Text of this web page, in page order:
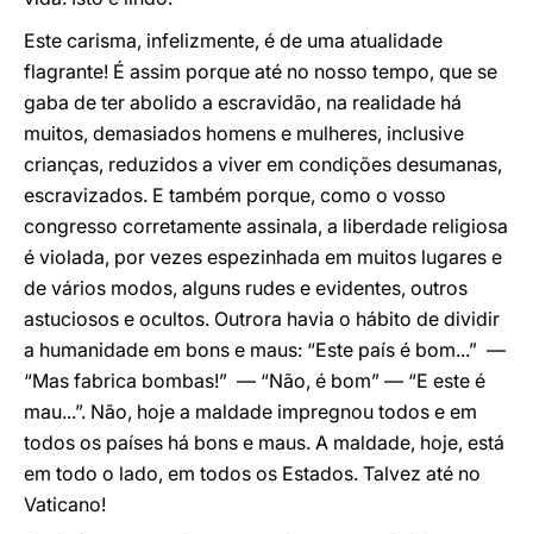
Este carisma, infelizmente, é de uma atualidade
flagrante! É assim porque até no nosso tempo, que se
gaba de ter abolido a escravidão, na realidade há
muitos, demasiados homens e mulheres, inclusive
crianças, reduzidos a viver em condições desumanas,
escravizados. E também porque, como o vosso
congresso corretamente assinala, a liberdade religiosa
é violada, por vezes espezinhada em muitos lugares e
de vários modos, alguns rudes e evidentes, outros
astuciosos e ocultos. Outrora havia o hábito de dividir
a humanidade em bons e maus: “Este país é bom...” —
“Mas fabrica bombas!” — “Não, é bom” — “E este é
mau...”. Não, hoje a maldade impregnou todos e em
todos os países há bons e maus. A maldade, hoje, está
em todo o lado, em todos os Estados. Talvez até no
Vaticano!